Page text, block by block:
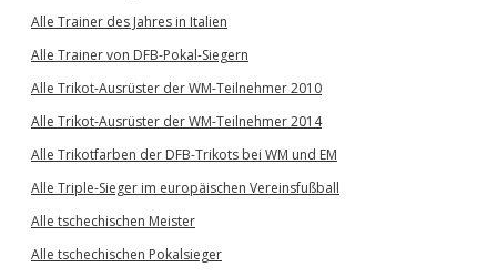
Alle Trainer des Jahres in Italien
Alle Trainer von DFB-Pokal-Siegern
Alle Trikot-Ausrüster der WM-Teilnehmer 2010
Alle Trikot-Ausrüster der WM-Teilnehmer 2014
Alle Trikotfarben der DFB-Trikots bei WM und EM
Alle Triple-Sieger im europäischen Vereinsfußball
Alle tschechischen Meister
Alle tschechischen Pokalsieger